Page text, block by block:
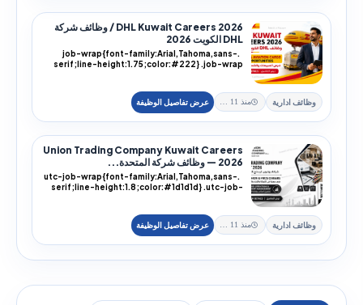
DHL Kuwait Careers 2026 / وظائف شركة
DHL الكويت 2026
.job-wrap{font-family:Arial,Tahoma,sans-
serif;line-height:1.75;color:#222} .job-wrap
وظائف ادارية منذ 11 يوم
Union Trading Company Kuwait Careers
2026 — وظائف شركة المتحدة...
.utc-job-wrap{font-family:Arial,Tahoma,sans-
serif;line-height:1.8;color:#1d1d1d} .utc-job-
وظائف ادارية منذ 11 يوم